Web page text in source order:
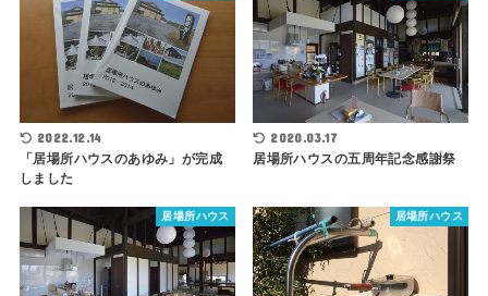
2022.12.14
「居場所ハウスのあゆみ」が完成
しました
2020.03.17
居場所ハウスの五周年記念感謝祭
居場所ハウス 居場所ハウス